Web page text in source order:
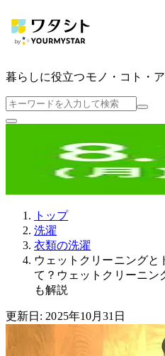
暮らしに役立つモノ・コト・
トップ
洗濯
衣類の洗濯
ウェットクリーニングと
て？ウェットクリーニン
も解説
更新日: 2025年10月31日